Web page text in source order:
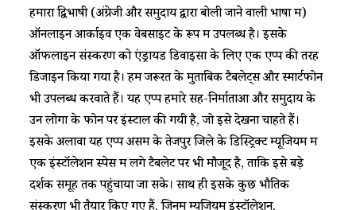
हमारा द्विभाषी (अंग्रेजी और समुदाय द्वारा बोली जाने वाली भाषा में)
ऑनलाइन आर्काइव एक वेबसाइट के रूप में उपलब्ध है। इसके
ऑफलाइन संस्करण को एंड्रायड डिवाइसों के लिए एक एप्प की तरह
डिजाइन किया गया है। हम जरूरत के मुताबिक टैबलेट्स और स्मार्टफोन
भी उपलब्ध करवाते हैं। यह एप्प हमारे सह-निर्माताओं और समुदाय के
उन लोगों के फोन पर इंस्टाल की गयी है, जो इसे देखना चाहते हैं।
इसके अलावा यह एप्प असम के तेजपुर जिले के डिस्ट्रिक्ट म्यूजियम में
एक इंस्टॉलेशन स्पेस में लगे टैबलेट पर भी मौजूद है, ताकि इसे बड़े
दर्शक समूह तक पहुंचाया जा सके। साथ ही इसके कुछ भौतिक